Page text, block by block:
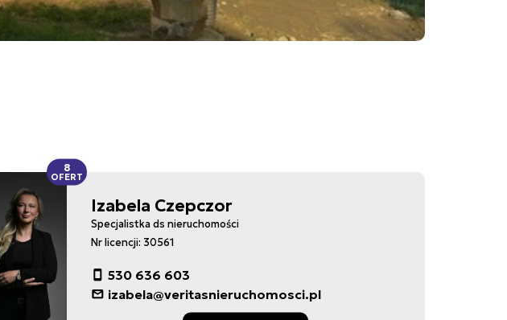
Izabela Czepczor
Specjalistka ds nieruchomości
Nr licencji: 30561
530 636 603
izabela@veritasnieruchomosci.pl
8
OFERT